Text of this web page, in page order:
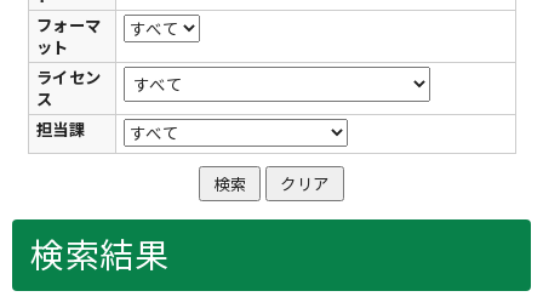
フォーマ
ット
ライセン
ス
担当課
検索結果